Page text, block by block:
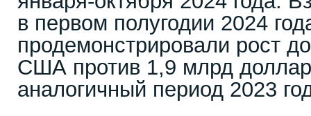
в первом полугодии 2024
продемонстрировали рост
США против 1,9 млрд
аналогичный период 2023